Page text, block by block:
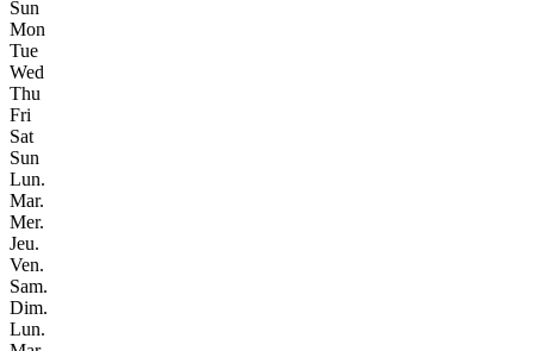
Sun
Mon
Tue
Wed
Thu
Fri
Sat
Sun
Lun.
Mar.
Mer.
Jeu.
Ven.
Sam.
Dim.
Lun.